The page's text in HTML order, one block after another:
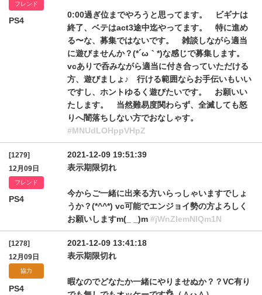
フレンド
PS4
0:00過ぎ位までやろうと思ってます。 ビギナは
終了、ベテはact3途中迄やってます。 特に進め
る〜な、募集ではないです。 雑談しながら適当
に遊びませんか？(*´ω｀*)な感じで募集します。
vcありで呑みながら適当に付き合っていただける
方、遊びましょ♪ 行ける範囲ならお手伝いもいい
ですし、ホントゆるく遊びたいです。 お願いい
たします。 当然難易度関わらず、全滅しても怒
りへ闇落ちしない方でおなしゃす。
#MNUdLOHppVHpZ
[1279]
12月09日
フレンド
PS4
2021-12-09 19:51:39
表示期限切れ
今からご一緒に出来る方いらっしゃいますでしょ
うか？(*^^*) vc可能でエンジョイ勢の方よろしく
お願いしますm(_ _)m #jWnZIemNIQm1N
[1278]
12月09日
協力
PS4
2021-12-09 13:41:18
表示期限切れ
暇なのでどなたか一緒にやりませぬか？？VC有り